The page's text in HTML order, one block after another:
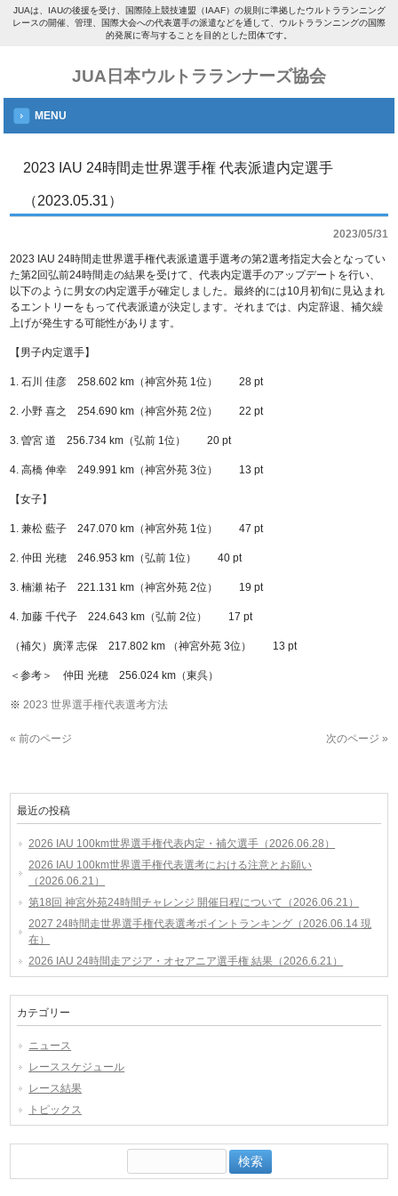
JUAは、IAUの後援を受け、国際陸上競技連盟（IAAF）の規則に準拠したウルトラランニング
レースの開催、管理、国際大会への代表選手の派遣などを通して、ウルトラランニングの国際
的発展に寄与することを目的とした団体です。
JUA日本ウルトラランナーズ協会
MENU
2023 IAU 24時間走世界選手権 代表派遣内定選手
（2023.05.31）
2023/05/31
2023 IAU 24時間走世界選手権代表派遣選手選考の第2選考指定大会となってい
た第2回弘前24時間走の結果を受けて、代表内定選手のアップデートを行い、
以下のように男女の内定選手が確定しました。最終的には10月初旬に見込まれ
るエントリーをもって代表派遣が決定します。それまでは、内定辞退、補欠繰
上げが発生する可能性があります。
【男子内定選手】
1. 石川 佳彦 258.602 km（神宮外苑 1位） 28 pt
2. 小野 喜之 254.690 km（神宮外苑 2位） 22 pt
3. 曽宮 道 256.734 km（弘前 1位） 20 pt
4. 高橋 伸幸 249.991 km（神宮外苑 3位） 13 pt
【女子】
1. 兼松 藍子 247.070 km（神宮外苑 1位） 47 pt
2. 仲田 光穂 246.953 km（弘前 1位） 40 pt
3. 楠瀬 祐子 221.131 km（神宮外苑 2位） 19 pt
4. 加藤 千代子 224.643 km（弘前 2位） 17 pt
（補欠）廣澤 志保 217.802 km （神宮外苑 3位） 13 pt
＜参考＞ 仲田 光穂 256.024 km（東呉）
※2023 世界選手権代表選考方法
« 前のページ 次のページ »
最近の投稿
2026 IAU 100km世界選手権代表内定・補欠選手（2026.06.28）
2026 IAU 100km世界選手権代表選考における注意とお願い
（2026.06.21）
第18回 神宮外苑24時間チャレンジ 開催日程について（2026.06.21）
2027 24時間走世界選手権代表選考ポイントランキング（2026.06.14 現
在）
2026 IAU 24時間走アジア・オセアニア選手権 結果（2026.6.21）
カテゴリー
ニュース
レーススケジュール
レース結果
トピックス
索: